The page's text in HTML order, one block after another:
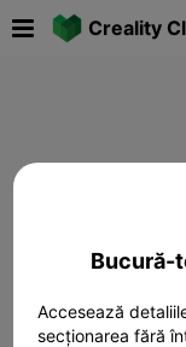
Creality
Bucură-
Accesează
secționarea fără